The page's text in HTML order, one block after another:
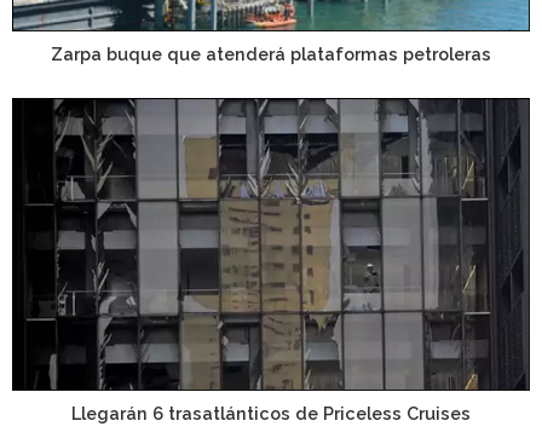
Zarpa buque que atenderá plataformas petroleras
Llegarán 6 trasatlánticos de Priceless Cruises